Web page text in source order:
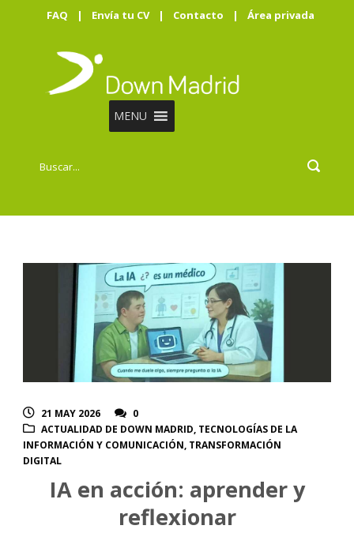
FAQ | Envía tu CV | Contacto | Área privada
MENU
21 MAY 2026
0
ACTUALIDAD DE DOWN MADRID, TECNOLOGÍAS DE LA
INFORMACIÓN Y COMUNICACIÓN, TRANSFORMACIÓN
DIGITAL
IA en acción: aprender y
reflexionar